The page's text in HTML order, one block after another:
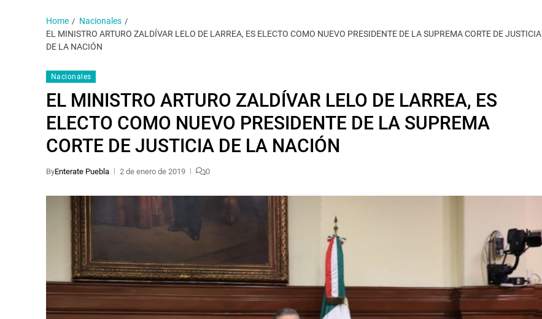
Home
Nacionales
EL MINISTRO ARTURO ZALDÍVAR LELO DE LARREA, ES ELECTO COMO NUEVO PRESIDENTE DE LA SUPREMA CORTE DE JUSTICIA
DE LA NACIÓN
Nacionales
EL MINISTRO ARTURO ZALDÍVAR LELO DE LARREA, ES
ELECTO COMO NUEVO PRESIDENTE DE LA SUPREMA
CORTE DE JUSTICIA DE LA NACIÓN
ByEnterate Puebla 2 de enero de 2019 0